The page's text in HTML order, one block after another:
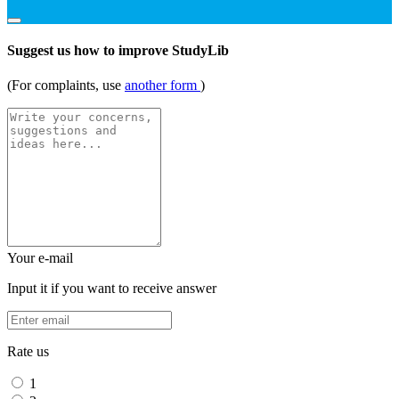
Suggest us how to improve StudyLib
(For complaints, use another form )
Your e-mail
Input it if you want to receive answer
Rate us
1